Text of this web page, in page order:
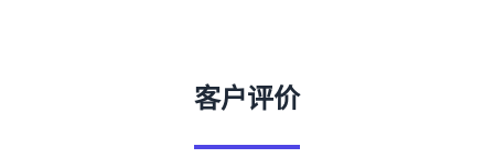
客户评价